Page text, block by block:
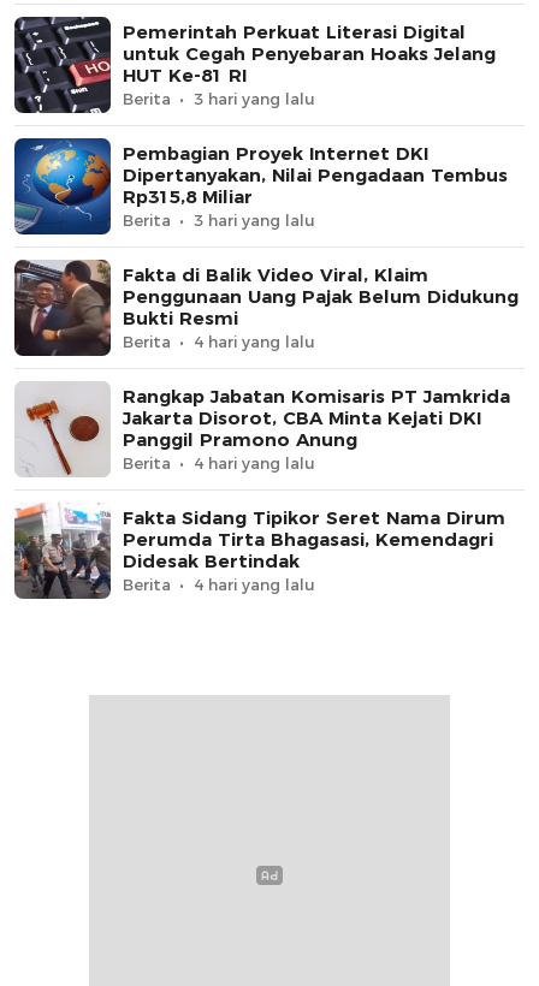
Pemerintah Perkuat Literasi Digital
untuk Cegah Penyebaran Hoaks Jelang
HUT Ke-81 RI
Berita 3 hari yang lalu
Pembagian Proyek Internet DKI
Dipertanyakan, Nilai Pengadaan Tembus
Rp315,8 Miliar
Berita 3 hari yang lalu
Fakta di Balik Video Viral, Klaim
Penggunaan Uang Pajak Belum Didukung
Bukti Resmi
Berita 4 hari yang lalu
Rangkap Jabatan Komisaris PT Jamkrida
Jakarta Disorot, CBA Minta Kejati DKI
Panggil Pramono Anung
Berita 4 hari yang lalu
Fakta Sidang Tipikor Seret Nama Dirum
Perumda Tirta Bhagasasi, Kemendagri
Didesak Bertindak
Berita 4 hari yang lalu